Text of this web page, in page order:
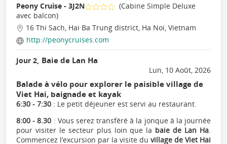
Peony Cruise - 3J2N
(Cabine Simple Deluxe
avec balcon)
16 Thi Sach, Hai Ba Trung district, Ha Noi, Vietnam
http://peonycruises.com
Jour 2, Baie de Lan Ha
Lun, 10 Août, 2026
Balade à vélo pour explorer le paisible village de
Viet Hai, baignade et kayak
6:30 - 7:30 : Le petit déjeuner est servi au restaurant.
8:00 - 8.30 : Vous serez transféré à la jonque à la journée
pour visiter le secteur plus loin que la baie de Lan Ha.
Commencez l’excursion par la visite du village de Viet Hai